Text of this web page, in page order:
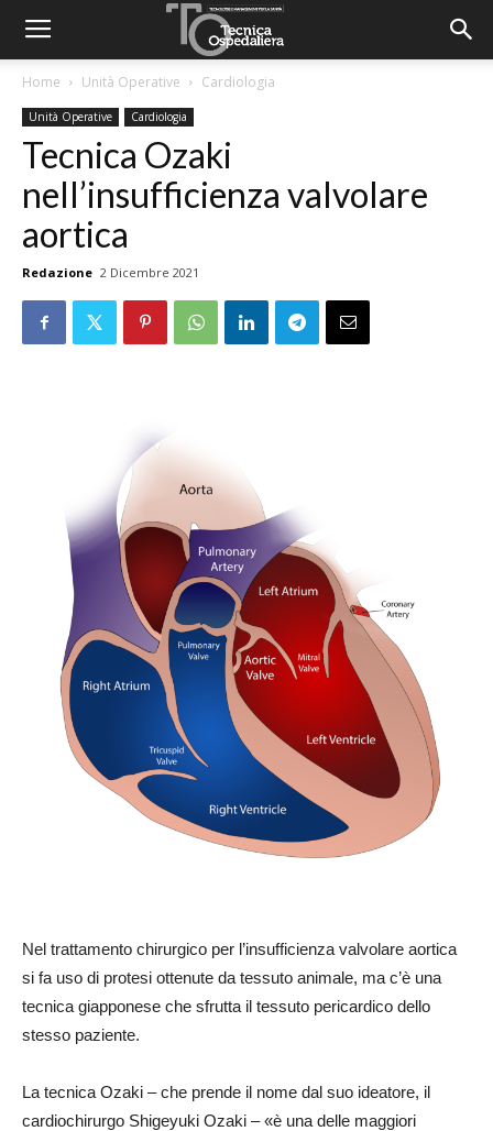
Home Unità Operative Cardiologia
Unità Operative Cardiologia
Tecnica Ozaki
nell’insufficienza valvolare
aortica
Redazione 2 Dicembre 2021
Nel trattamento chirurgico per l’insufficienza valvolare aortica
si fa uso di protesi ottenute da tessuto animale, ma c’è una
tecnica giapponese che sfrutta il tessuto pericardico dello
stesso paziente.
La tecnica Ozaki – che prende il nome dal suo ideatore, il
cardiochirurgo Shigeyuki Ozaki – «è una delle maggiori